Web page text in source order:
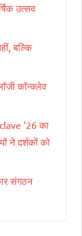
उत्सव
बल्कि
कॉन्क्लेव
’26 का
ने दर्शकों को
संगठन